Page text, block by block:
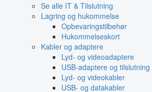
Se alle IT & Tilslutning
Lagring og hukommelse
Opbevaringstilbehør
Hukommelseskort
Kabler og adaptere
Lyd- og videoadaptere
USB-adaptere og tilslutning
Lyd- og videokabler
USB- og datakabler